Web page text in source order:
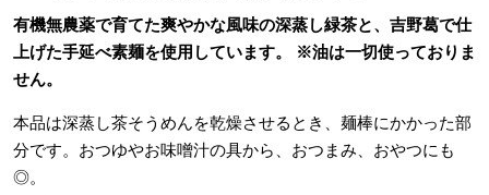
有機無農薬で育てた爽やかな風味の深蒸し緑茶と、吉野葛で仕
上げた手延べ素麺を使用しています。 ※油は一切使っておりま
せん。
本品は深蒸し茶そうめんを乾燥させるとき、麺棒にかかった部
分です。おつゆやお味噌汁の具から、おつまみ、おやつにも
◎。